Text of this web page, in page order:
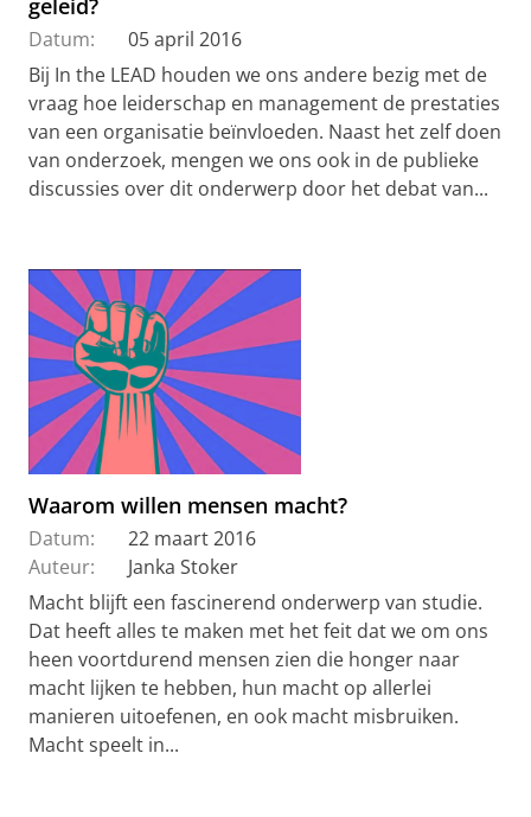
geleid?
Datum:
05 april 2016
Bij In the LEAD houden we ons andere bezig met de
vraag hoe leiderschap en management de prestaties
van een organisatie beïnvloeden. Naast het zelf doen
van onderzoek, mengen we ons ook in de publieke
discussies over dit onderwerp door het debat van...
Waarom willen mensen macht?
Datum:
22 maart 2016
Auteur:
Janka Stoker
Macht blijft een fascinerend onderwerp van studie.
Dat heeft alles te maken met het feit dat we om ons
heen voortdurend mensen zien die honger naar
macht lijken te hebben, hun macht op allerlei
manieren uitoefenen, en ook macht misbruiken.
Macht speelt in...